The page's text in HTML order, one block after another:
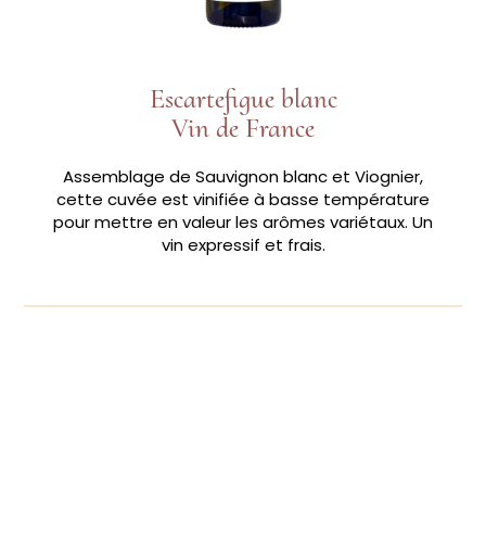
Escartefigue blanc
Vin de France
Assemblage de Sauvignon blanc et Viognier,
cette cuvée est vinifiée à basse température
pour mettre en valeur les arômes variétaux. Un
vin expressif et frais.